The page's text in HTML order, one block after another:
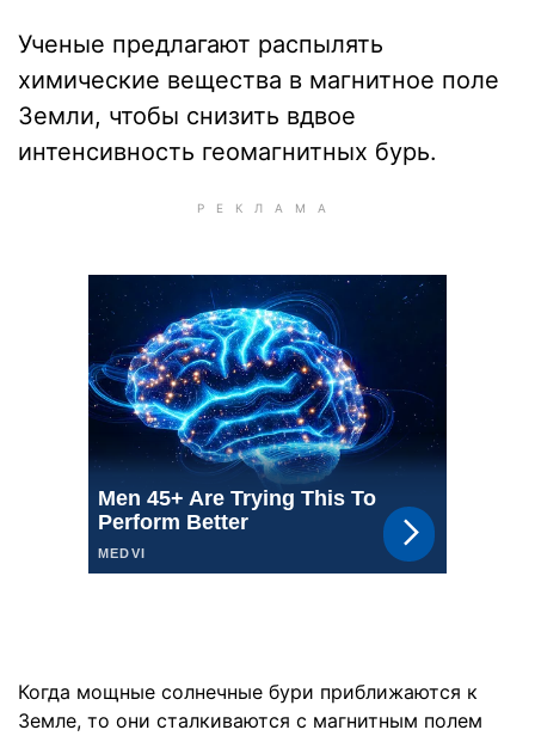
Ученые предлагают распылять
химические вещества в магнитное поле
Земли, чтобы снизить вдвое
интенсивность геомагнитных бурь.
Когда мощные солнечные бури приближаются к
Земле, то они сталкиваются с магнитным полем